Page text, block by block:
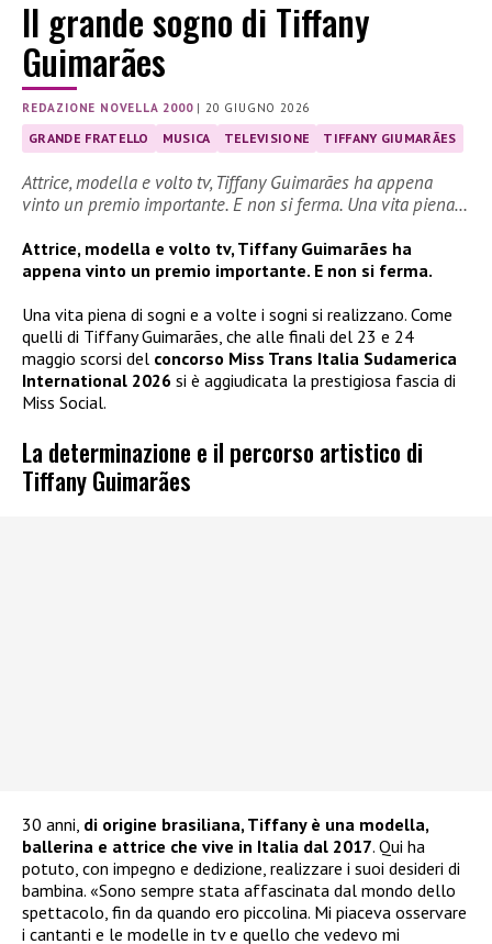
Il grande sogno di Tiffany
Guimarães
REDAZIONE NOVELLA 2000| 20 GIUGNO 2026
GRANDE FRATELLO MUSICA TELEVISIONE TIFFANY GIUMARÃES
Attrice, modella e volto tv, Tiffany Guimarães ha appena
vinto un premio importante. E non si ferma. Una vita piena…
Attrice, modella e volto tv, Tiffany Guimarães ha
appena vinto un premio importante. E non si ferma.
Una vita piena di sogni e a volte i sogni si realizzano. Come
quelli di Tiffany Guimarães, che alle finali del 23 e 24
maggio scorsi del concorso Miss Trans Italia Sudamerica
International 2026 si è aggiudicata la prestigiosa fascia di
Miss Social.
La determinazione e il percorso artistico di
Tiffany Guimarães
30 anni, di origine brasiliana, Tiffany è una modella,
ballerina e attrice che vive in Italia dal 2017. Qui ha
potuto, con impegno e dedizione, realizzare i suoi desideri di
bambina. «Sono sempre stata affascinata dal mondo dello
spettacolo, fin da quando ero piccolina. Mi piaceva osservare
i cantanti e le modelle in tv e quello che vedevo mi